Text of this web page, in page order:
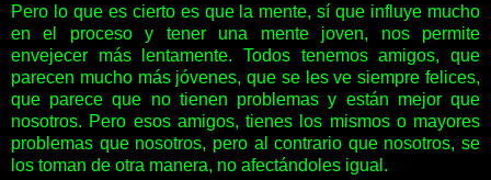
Pero lo que es cierto es que la mente, sí que influye mucho
en el proceso y tener una mente joven, nos permite
envejecer más lentamente. Todos tenemos amigos, que
parecen mucho más jóvenes, que se les ve siempre felices,
que parece que no tienen problemas y están mejor que
nosotros. Pero esos amigos, tienes los mismos o mayores
problemas que nosotros, pero al contrario que nosotros, se
los toman de otra manera, no afectándoles igual.